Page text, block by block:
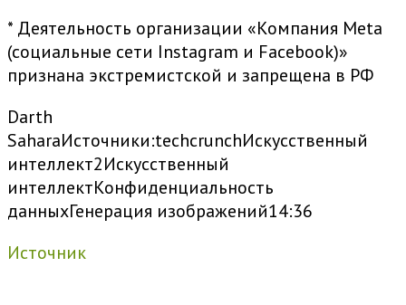
* Деятельность организации «Компания Meta
(социальные сети Instagram и Facebook)»
признана экстремистской и запрещена в РФ
Darth
SaharaИсточники:techcrunchИскусственный
интеллект2Искусственный
интеллектКонфиденциальность
данныхГенерация изображений14:36
Источник